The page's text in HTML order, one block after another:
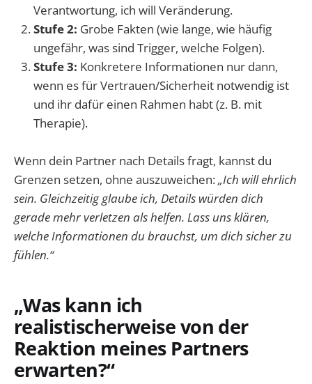
Verantwortung, ich will Veränderung.
Stufe 2: Grobe Fakten (wie lange, wie häufig
ungefähr, was sind Trigger, welche Folgen).
Stufe 3: Konkretere Informationen nur dann,
wenn es für Vertrauen/Sicherheit notwendig ist
und ihr dafür einen Rahmen habt (z. B. mit
Therapie).
Wenn dein Partner nach Details fragt, kannst du
Grenzen setzen, ohne auszuweichen:„Ich will ehrlich
sein. Gleichzeitig glaube ich, Details würden dich
gerade mehr verletzen als helfen. Lass uns klären,
welche Informationen du brauchst, um dich sicher zu
fühlen.“
„Was kann ich
realistischerweise von der
Reaktion meines Partners
erwarten?“